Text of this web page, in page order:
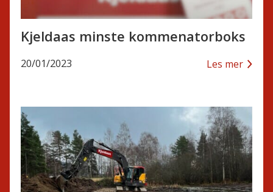
Kjeldaas minste kommenatorboks
20/01/2023 Les mer